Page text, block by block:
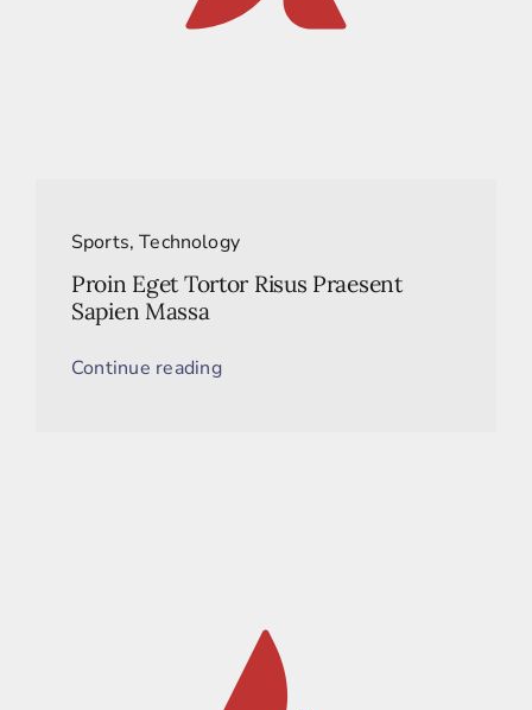
Sports,Technology
Proin Eget Tortor Risus Praesent
Sapien Massa
Continue reading